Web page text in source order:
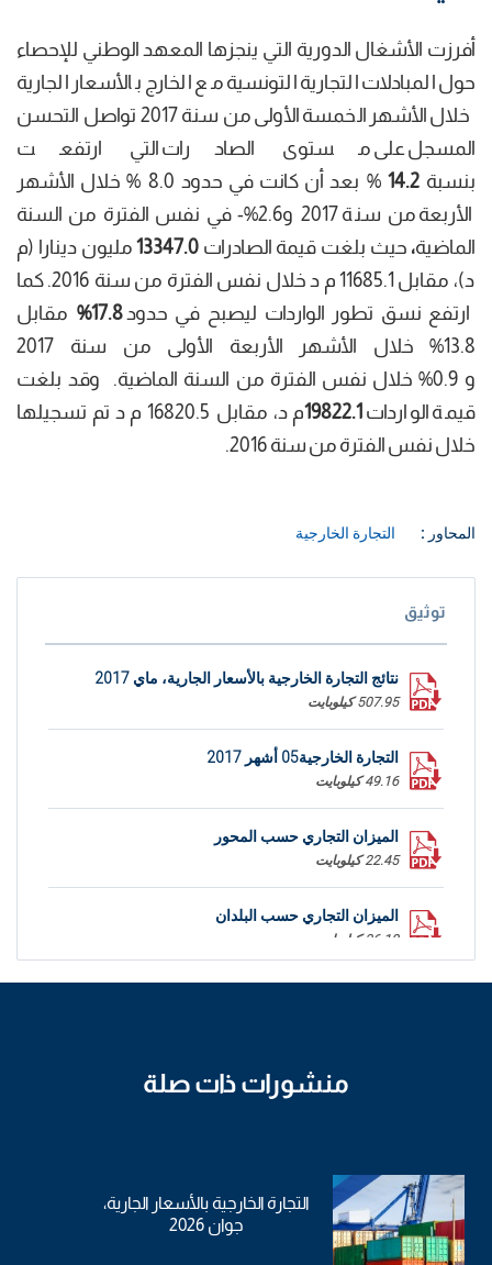
أفرزت الأشغال الدورية التي ينجزها المعهد الوطني للإحصاء
حول المبادلات التجارية التونسية مع الخارج بالأسعار الجارية
خلال الأشهر الخمسة الأولى من سنة 2017 تواصل التحسن
المسجل على مستوى الصادرات التي ارتفعت
بنسبة14.2
% بعد أن كانت في حدود 8.0 % خلال الأشهر
الأربعة من سنة 2017 و2.6%- في نفس الفترة من السنة
الماضية، حيث بلغت قيمة الصادرات13347.0 مليون دينارا (م
د)، مقابل 11685.1 م د خلال نفس الفترة من سنة 2016. كما
ارتفع نسق تطور الواردات ليصبح في حدود17.8
% مقابل
13.8% خلال الأشهر الأربعة الأولى من سنة 2017
و 0.9% خلال نفس الفترة من السنة الماضية. وقد بلغت
قيمة الواردات 19822.1
م د، مقابل 16820.5 م د تم تسجيلها
خلال نفس الفترة من سنة 2016.
المحاور : التجارة الخارجية
توثيق
نتائج التجارة الخارجية بالأسعار الجارية، ماي 2017
507.95 كيلوبايت
التجارة الخارجية05 أشهر 2017
49.16 كيلوبايت
الميزان التجاري حسب المحور
22.45 كيلوبايت
الميزان التجاري حسب البلدان
36.18 كيلوبايت
منشورات ذات صلة
التجارة الخارجية بالأسعار الجارية،
جوان 2026